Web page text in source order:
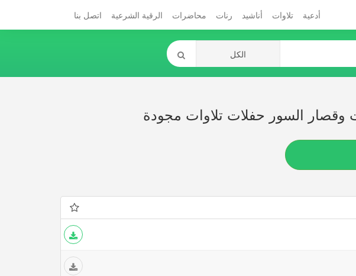
أدعية تلاوات أناشيد رنات محاضرات الرقية الشرعية اتصل بنا
وقصار السور حفلات تلاوات مجودة